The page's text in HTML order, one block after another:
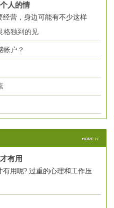
人的情
经营，身边可能有不少这样
独到的见
帐户？
有用
有用呢? 过重的心理和工作压